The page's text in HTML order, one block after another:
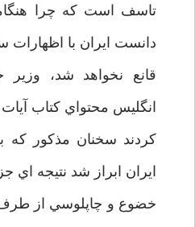
تاسف است كه چرا
دانست ايران با اظهارات
قانع نخواهد شد،
انگليس محتواي كتاب
كردند سخنان مذكور كه
ايران ابراز شد نتيجه اي
خضوع و چاپلوسي از طرف